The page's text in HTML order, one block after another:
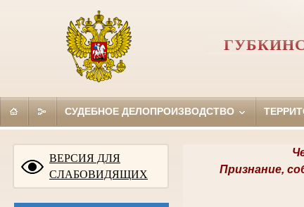
СУДЕБНОЕ ДЕЛОПРОИЗВОДСТВО
ВЕРСИЯ ДЛЯ
СЛАБОВИДЯЩИХ
Признание,